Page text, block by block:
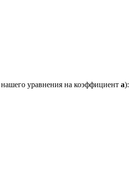
уравнения на коэффициент a):